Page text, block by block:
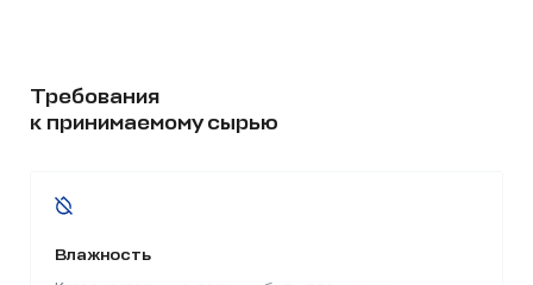
Требования
к принимаемому сырью
Влажность